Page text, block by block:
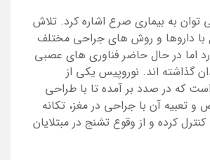
توان به بیماری صرع اشاره کرد. تلاش
با داروها و روش های جراحی مختلف
اما در حال حاضر فناوری های عصبی
گذاشته اند. نوروپیس یکی از
که در صدد بر آمده تا با طراحی
تعبیه آن با جراحی در مغز، تکانه
کرده و از وقوع تشنج در مبتلایان